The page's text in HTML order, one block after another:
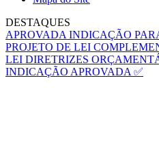
DESTAQUES
APROVADA INDICAÇÃO
PROJETO DE LEI
LEI DIRETRIZES
INDICAÇÃO APROVADA ✅